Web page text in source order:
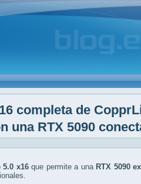
completa de
una RTX 5090
5.0 x16que permite a una RTX 5090